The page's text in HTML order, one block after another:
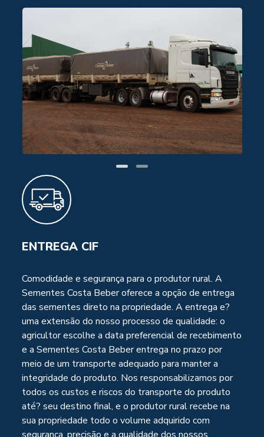
ENTREGA CIF
Comodidade e segurança para o produtor rural. A
Sementes Costa Beber oferece a opção de entrega
das sementes direto na propriedade. A entrega e?
uma extensão do nosso processo de qualidade: o
agricultor escolhe a data preferencial de recebimento
e a Sementes Costa Beber entrega no prazo por
meio de um transporte adequado para manter a
integridade do produto. Nos responsabilizamos por
todos os custos e riscos do transporte do produto
até? seu destino final, e o produtor rural recebe na
sua propriedade todo o volume adquirido com